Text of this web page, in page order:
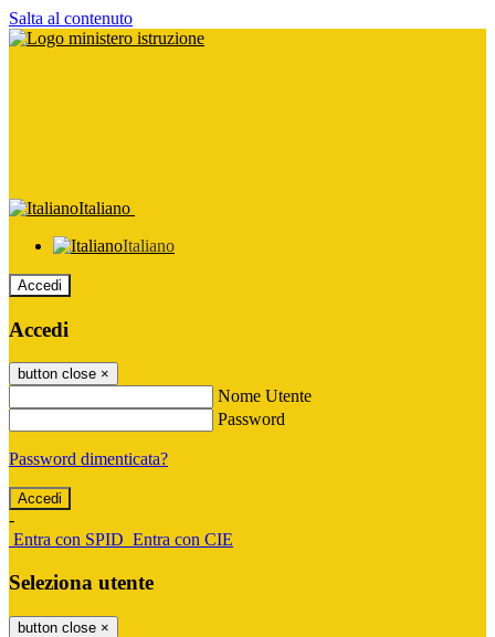
Salta al contenuto
Italiano
Italiano
Accedi
Accedi
button close ×
Nome Utente
Password
Password dimenticata?
-
Entra con SPID Entra con CIE
Seleziona utente
button close ×